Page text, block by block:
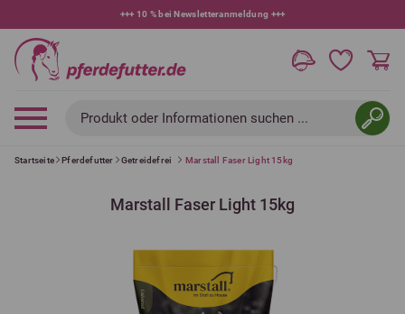
+++ 10 % bei Newsletteranmeldung +++
Produkt oder Informationen suchen ...
Startseite Pferdefutter Getreidefrei Marstall Faser Light 15kg
Marstall Faser Light 15kg